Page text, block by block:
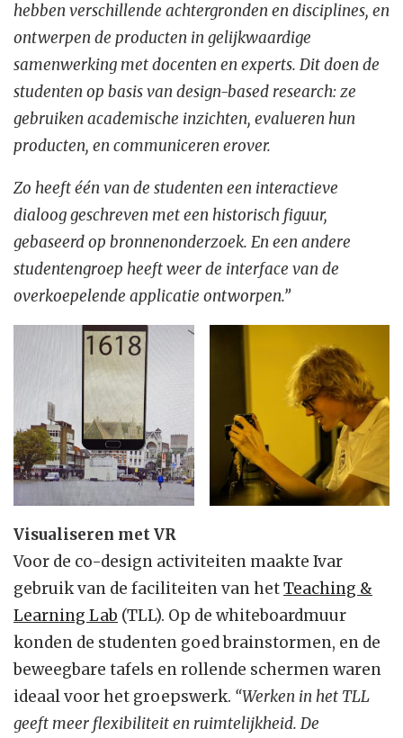
hebben verschillende achtergronden en disciplines, en
ontwerpen de producten in gelijkwaardige
samenwerking met docenten en experts. Dit doen de
studenten op basis van design-based research: ze
gebruiken academische inzichten, evalueren hun
producten, en communiceren erover.
Zo heeft één van de studenten een interactieve
dialoog geschreven met een historisch figuur,
gebaseerd op bronnenonderzoek. En een andere
studentengroep heeft weer de interface van de
overkoepelende applicatie ontworpen.”
Visualiseren met VR
Voor de co-design activiteiten maakte Ivar
gebruik van de faciliteiten van hetTeaching &
Learning Lab (TLL). Op de whiteboardmuur
konden de studenten goed brainstormen, en de
beweegbare tafels en rollende schermen waren
ideaal voor het groepswerk. “Werken in het TLL
geeft meer flexibiliteit en ruimtelijkheid. De